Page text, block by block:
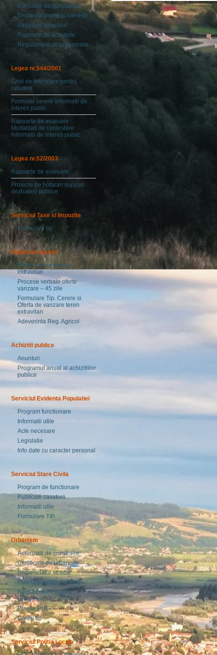
Comisiile de specialitate
Declaratii avere si interese
Atributiile consililui
Rapoarte de activitate
Regulament de organizare
Legea nr.544/2001
Ghid de informare pentru
cetateni
Formular cerere informatii de
interes public
Rapoarte de evaluare
Modalitati de contestare
Informatii de interes public
Legea nr.52/2003
Rapoarte de evaluare
Proiecte de hotarari supuse
dezbaterii publice
Serviciul Taxe si Impozite
Formulare tip
Registrul Agricol
Oferte vanzare teren
extravilan
Procese verbale oferte
vanzare – 45 zile
Formulare Tip. Cerere si
Oferta de vanzare teren
extravilan
Adeverinta Reg. Agricol
Achizitii publice
Anunturi
Programul anual al achizitiilor
publice
Serviciul Evidenta Populatiei
Program functionare
Informatii utile
Acte necesare
Legislatie
Info date cu caracter personal
Serviciul Stare Civila
Program de functionare
Publicatii casatorii
Informatii utile
Formulare TIP
Urbanism
Autorizatii de construire
Certificate de urbanism
Nomenclator stradal
Plan Urbanistic General
Regulament Local de
Urbanism
Planse PUG
Cereri tip
Serviciul Politia Locala